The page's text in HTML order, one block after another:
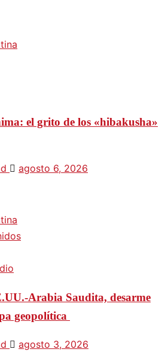
el grito de los «hibakusha»
agosto 6, 2026
Arabia Saudita, desarme
geopolítica
agosto 3, 2026